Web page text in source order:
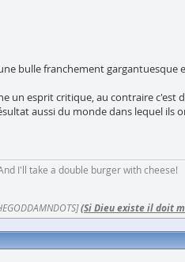
bulle franchement gargantuesque
un esprit critique, au contraire
aussi du monde dans lequel
I'll take a double burger with cheese!
(Si Dieu existe il doit